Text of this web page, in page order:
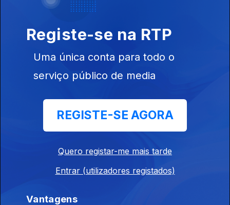
Ep. 16
Registe-se na RTP
Uma única conta para todo o
serviço público de media
REGISTE-SE AGORA
Quero registar-me mais tarde
Entrar (utilizadores registados)
Vantagens